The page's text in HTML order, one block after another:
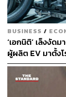
BUSINESS /
‘เอกนิติ’ เล็งงั
ผู้ผลิต EV มาตั้งโ